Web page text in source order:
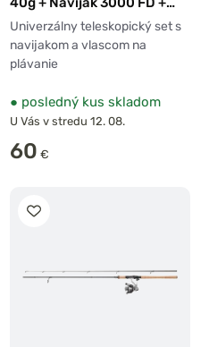
Vlasec 0,26mm
Univerzálny teleskopický set s
navijakom a vlascom na
plávanie
● posledný kus skladom
U Vás v stredu 12. 08.
60 €